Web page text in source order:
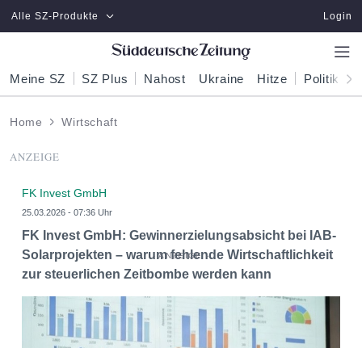
Zum Hauptinhalt springen
Alle SZ-Produkte Login
Meine SZ SZ Plus Nahost Ukraine Hitze Politik
Home Wirtschaft
ANZEIGE
FK Invest GmbH
25.03.2026 - 07:36 Uhr
FK Invest GmbH: Gewinnerzielungsabsicht bei IAB-
Solarprojekten – warum fehlende Wirtschaftlichkeit
zur steuerlichen Zeitbombe werden kann